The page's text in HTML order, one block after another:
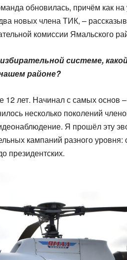
обновилась, причём как на
новых члена ТИК, –
комиссии Ямальского
системе,
районе?
12 лет. Начинал с самых основ
несколько поколений
Я прошёл эту
кампаний разного
президентских.